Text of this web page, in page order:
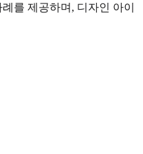
를 제공하며, 디자인 아이